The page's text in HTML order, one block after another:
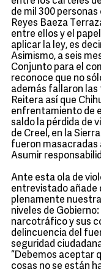
de mil 300
Reyes Baeza
entre ellos y el
aplicar la ley, es
Asimismo, a seis
Conjunto para el
reconoce que no
además fallaron
Reitera así que
enfrentamiento de
saldo la pérdida de
de Creel, en la
fueron masacradas
Asumir
Ante esta ola de
entrevistado añade
plenamente
niveles de
narcotráfico y sus
delincuencia del
seguridad
“Debemos aceptar
cosas no se están